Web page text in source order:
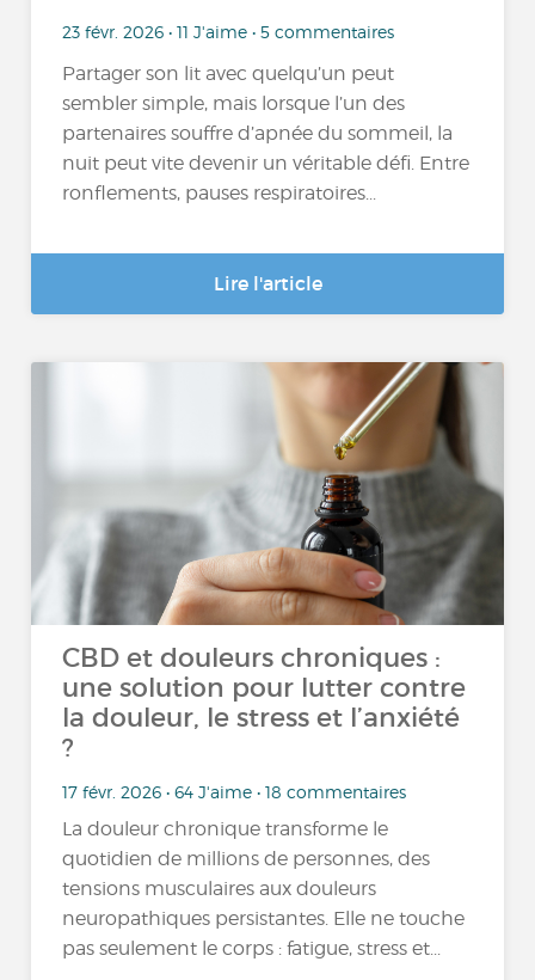
23 févr. 2026 • 11 J'aime • 5 commentaires
Partager son lit avec quelqu’un peut
sembler simple, mais lorsque l’un des
partenaires souffre d’apnée du sommeil, la
nuit peut vite devenir un véritable défi. Entre
ronflements, pauses respiratoires...
Lire l'article
CBD et douleurs chroniques :
une solution pour lutter contre
la douleur, le stress et l’anxiété
?
17 févr. 2026 • 64 J'aime • 18 commentaires
La douleur chronique transforme le
quotidien de millions de personnes, des
tensions musculaires aux douleurs
neuropathiques persistantes. Elle ne touche
pas seulement le corps : fatigue, stress et...